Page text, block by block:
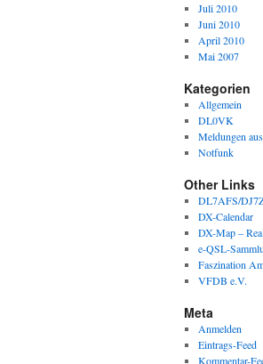
Juli 2010
Juni 2010
April 2010
Mai 2007
Kategorien
Allgemein
DL0VK
Meldungen
Notfunk
Other Links
DL7AFS/
DX-Calendar
DX-Map –
e-QSL-
Faszination
VFDB e.V.
Meta
Anmelden
Eintrags-Feed
Kommentar-